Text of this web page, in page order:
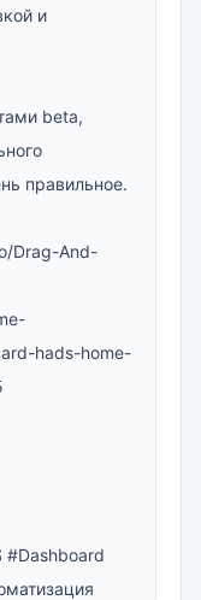
и
beta,
правильное.
Drag-And-
hads-home-
#Dashboard